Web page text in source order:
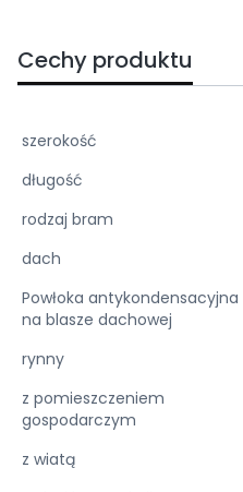
Cechy produktu
szerokość
długość
rodzaj bram
dach
Powłoka antykondensacyjna
na blasze dachowej
rynny
z pomieszczeniem
gospodarczym
z wiatą